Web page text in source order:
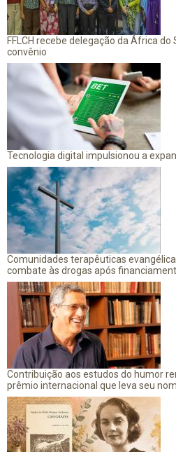
FFLCH recebe delegação da África
convênio
Tecnologia digital impulsionou a
Comunidades terapêuticas
combate às drogas após
Contribuição aos estudos do humor
prêmio internacional que leva seu